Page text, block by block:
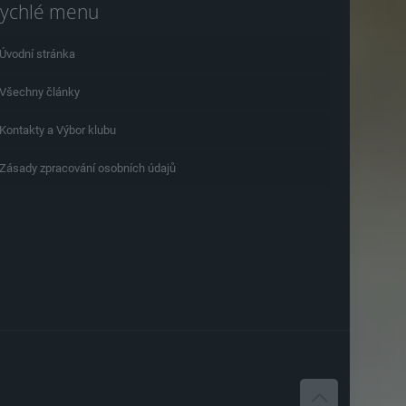
menu
stránka
články
a Výbor klubu
zpracování osobních údajů